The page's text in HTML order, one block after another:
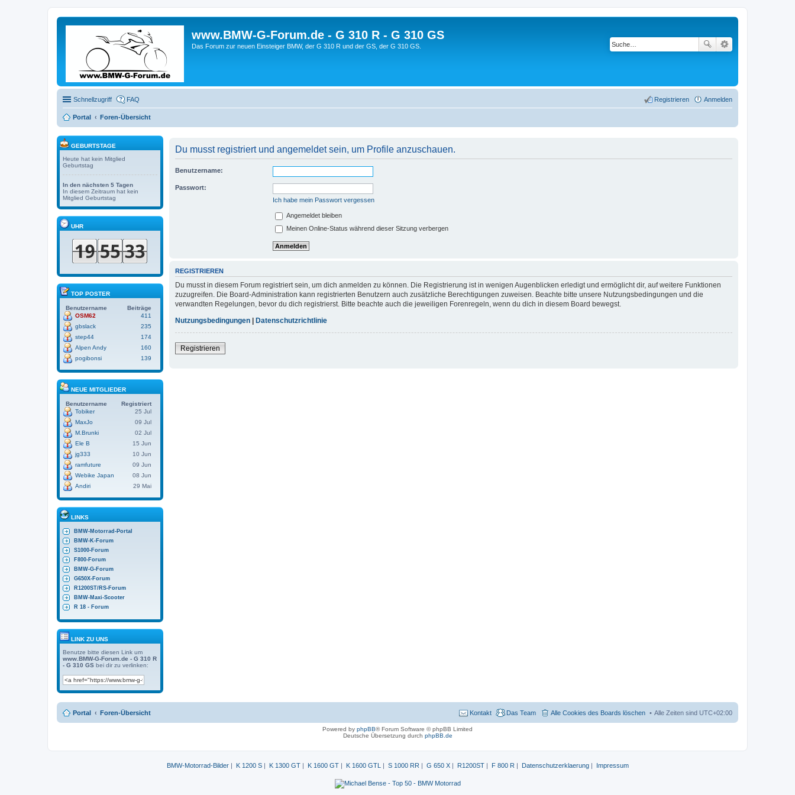
www.BMW-G-Forum.de - G 310 R - G 310 GS
Das Forum zur neuen Einsteiger BMW, der G 310 R und der GS, der G 310 GS.
Schnellzugriff FAQ Anmelden
Registrieren
Portal Foren-Übersicht
Du musst registriert und angemeldet sein, um Profile anzuschauen.
Benutzername:
Passwort:
Ich habe mein Passwort vergessen
Angemeldet bleiben
Meinen Online-Status während dieser Sitzung verbergen
REGISTRIEREN
Du musst in diesem Forum registriert sein, um dich anmelden zu können. Die Registrierung ist in wenigen Augenblicken erledigt und ermöglicht dir, auf weitere Funktionen
zuzugreifen. Die Board-Administration kann registrierten Benutzern auch zusätzliche Berechtigungen zuweisen. Beachte bitte unsere Nutzungsbedingungen und die
verwandten Regelungen, bevor du dich registrierst. Bitte beachte auch die jeweiligen Forenregeln, wenn du dich in diesem Board bewegst.
Nutzungsbedingungen | Datenschutzrichtlinie
Registrieren
GEBURTSTAGE
Heute hat kein Mitglied
Geburtstag
In den nächsten 5 Tagen
In diesem Zeitraum hat kein
Mitglied Geburtstag
UHR
TOP POSTER
Benutzername
Beiträge
OSM62
411
gbslack
235
step44
174
Alpen Andy
160
pogibonsi
139
NEUE MITGLIEDER
Benutzername
Registriert
Tobiker
25 Jul
MaxJo
09 Jul
M.Brunki
02 Jul
Ele B
15 Jun
jg333
10 Jun
ramfuture
09 Jun
Webike Japan
08 Jun
Andiri
29 Mai
LINKS
BMW-Motorrad-Portal
BMW-K-Forum
S1000-Forum
F800-Forum
BMW-G-Forum
G650X-Forum
R1200ST/RS-Forum
BMW-Maxi-Scooter
R 18 - Forum
LINK ZU UNS
Benutze bitte diesen Link um
www.BMW-G-Forum.de - G 310 R
- G 310 GS bei dir zu verlinken:
Portal Foren-Übersicht Alle Zeiten sind UTC+02:00
Alle Cookies des Boards löschen
Das Team
Kontakt
Powered by phpBB® Forum Software © phpBB Limited
Deutsche Übersetzung durch phpBB.de
BMW-Motorrad-Bilder| K 1200 S| K 1300 GT| K 1600 GT| K 1600 GTL | S 1000 RR | G 650 X| R1200ST| F 800 R | Datenschutzerklaerung| Impressum